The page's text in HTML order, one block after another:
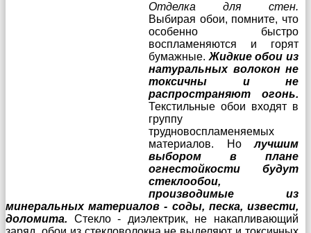
Отделка для стен.
Выбирая обои, помните, что
особенно быстро
воспламеняются и горят
бумажные. Жидкие обои из
натуральных волокон не
токсичны и не
распространяют огонь.
Текстильные обои входят в
группу
трудновоспламеняемых
материалов. Нолучшим
выбором в плане
огнестойкости будут
стеклообои,
производимые из
минеральных материалов - соды, песка, извести,
доломита. Стекло - диэлектрик, не накапливающий